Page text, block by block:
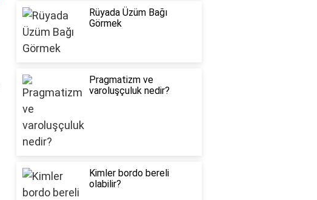
Rüyada Üzüm Bağı
Görmek
Pragmatizm ve
varoluşçuluk nedir?
Kimler bordo bereli
olabilir?